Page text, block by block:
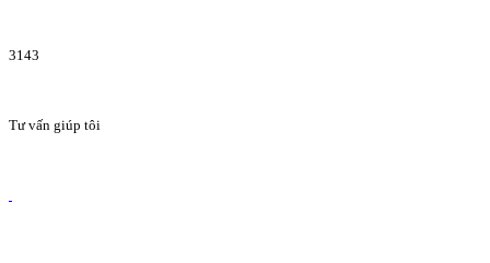
3143
Tư vấn giúp tôi